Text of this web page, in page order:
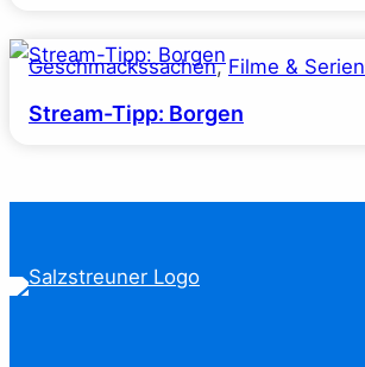
Geschmackssachen, Filme & Serien
Stream-Tipp: Borgen